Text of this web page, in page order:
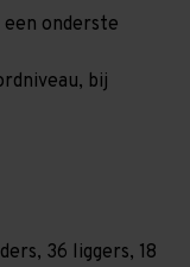
onderste
bij
36 liggers, 18